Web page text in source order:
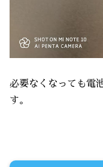
必要なくなっても電
す。